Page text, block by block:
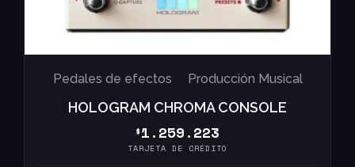
Pedales de efectos Producción Musical
HOLOGRAM CHROMA CONSOLE
$1.259.223
TARJETA DE CRÉDITO